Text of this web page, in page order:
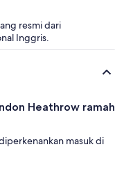
resmi dari
Inggris.
Heathrow ramah
masuk di